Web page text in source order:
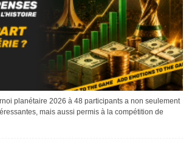
planétaire 2026 à 48 participants a non seulement
mais aussi permis à la compétition de